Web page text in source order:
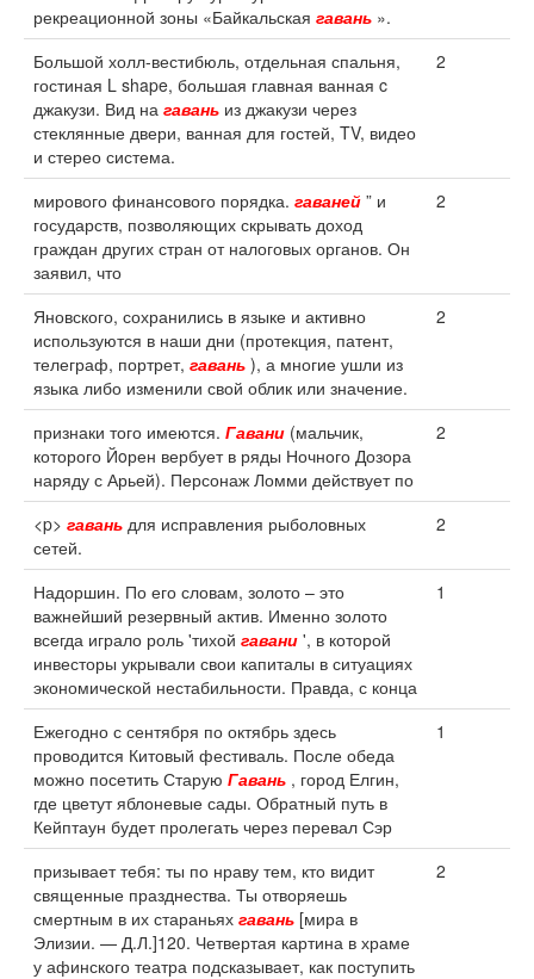
рекреационной зоны «Байкальская гавань ».
Большой холл-вестибюль, отдельная спальня,
гостиная L shape, большая главная ванная c
джакузи. Вид на гавань из джакузи через
стеклянные двери, ванная для гостей, TV, видео
и стерео система.
2
мирового финансового порядка. гаваней ” и
государств, позволяющих скрывать доход
граждан других стран от налоговых органов. Он
заявил, что
2
Яновского, сохранились в языке и активно
используются в наши дни (протекция, патент,
телеграф, портрет, гавань ), а многие ушли из
языка либо изменили свой облик или значение.
2
признаки того имеются. Гавани (мальчик,
которого Йoрен вербует в ряды Ночного Дозора
наряду с Арьей). Персонаж Ломми действует по
2
<p> гавань для исправления рыболовных
сетей.
2
Надоршин. По его словам, золото – это
важнейший резервный актив. Именно золото
всегда играло роль 'тихой гавани ', в которой
инвесторы укрывали свои капиталы в ситуациях
экономической нестабильности. Правда, с конца
1
Ежегодно с сентября по октябрь здесь
проводится Китовый фестиваль. После обеда
можно посетить Старую Гавань , город Елгин,
где цветут яблоневые сады. Обратный путь в
Кейптаун будет пролегать через перевал Сэр
1
призывает тебя: ты по нраву тем, кто видит
священные празднества. Ты отворяешь
смертным в их стараньях гавань [мира в
Элизии. — Д.Л.]120. Четвертая картина в храме
у афинского театра подсказывает, как поступить
2